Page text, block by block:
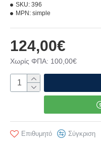
124,00€
Χωρίς ΦΠΑ: 100,00€
SKU: 396
MPN: simple
Επιθυμητό Σύγκριση